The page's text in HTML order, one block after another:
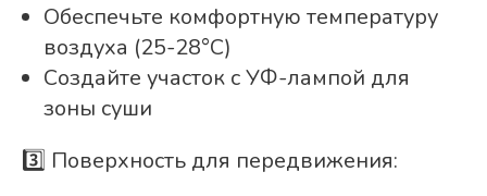
Обеспечьте комфортную температуру
воздуха (25-28°C)
Создайте участок с УФ-лампой для
зоны суши
3️⃣ Поверхность для передвижения: